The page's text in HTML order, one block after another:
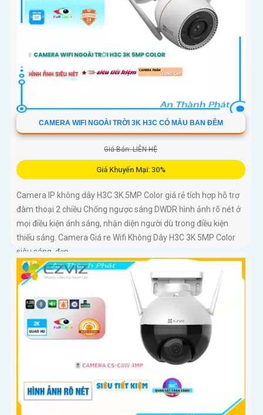
CAMERA WIFI NGOÀI TRỜI 3K H3C CÓ MÀU BAN ĐÊM
Giá Bán: LIÊN HỆ
Giá Khuyến Mại: 30%
Camera IP không dây H3C 3K 5MP Color giá rẻ tích hợp hỗ trợ
đàm thoại 2 chiều Chống ngược sáng DWDR hình ảnh rõ nét ở
mọi điều kiện ánh sáng, nhận diện người dù trong điều kiện
thiếu sáng. Camera Giá re Wifi Không Dây H3C 3K 5MP Color
siêu sáng, đẹp